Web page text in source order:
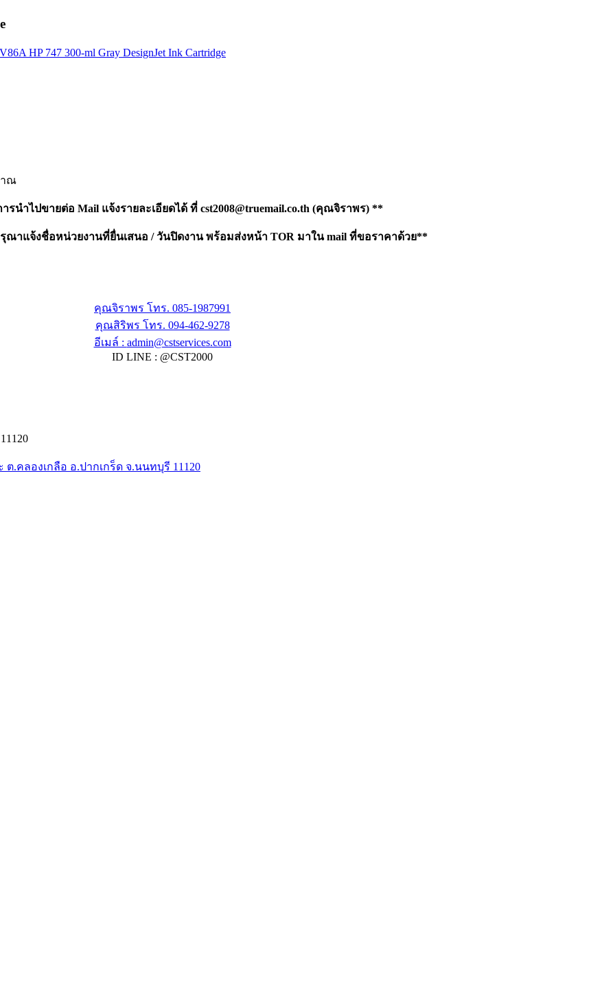
HP 747 300-ml Gray DesignJet Ink Cartridge
าณ
รนำไปขายต่อ Mail แจ้งรายละเอียดได้ ที่ cst2008@truemail.co.th (คุณจิราพร) **
ณาแจ้งชื่อหน่วยงานที่ยื่นเสนอ / วันปิดงาน พร้อมส่งหน้า TOR มาใน mail ที่ขอราคาด้วย**
คุณจิราพร โทร. 085-1987991
คุณสิริพร โทร. 094-462-9278
อีเมล์ : admin@cstservices.com
ID LINE : @CST2000
.คลองเกลือ อ.ปากเกร็ด จ.นนทบุรี 11120